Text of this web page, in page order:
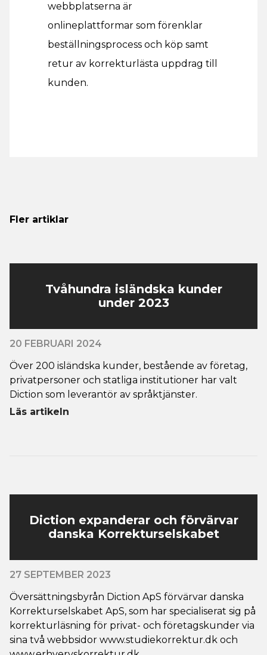
webbplatserna är
onlineplattformar som förenklar
beställningsprocess och köp samt
retur av korrekturlästa uppdrag till
kunden.
Fler artiklar
Tvåhundra isländska kunder
under 2023
20 FEBRUARI 2024
Över 200 isländska kunder, bestående av företag,
privatpersoner och statliga institutioner har valt
Diction som leverantör av språktjänster.
Läs artikeln
Diction expanderar och förvärvar
danska Korrekturselskabet
27 SEPTEMBER 2023
Översättningsbyrån Diction ApS förvärvar danska
Korrekturselskabet ApS, som har specialiserat sig på
korrekturläsning för privat- och företagskunder via
sina två webbsidor www.studiekorrektur.dk och